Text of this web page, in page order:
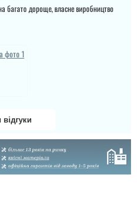
багато дороще, власне виробництво
відгуки